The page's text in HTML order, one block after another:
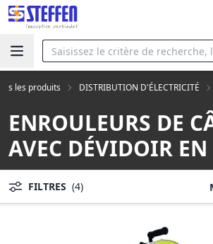
les produits DISTRIBUTION D'ÉLECTRICITÉ
ENROULEURS DE
AVEC DÉVIDOIR
FILTRES (4)